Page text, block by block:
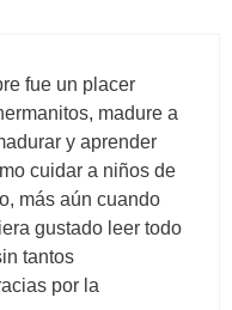
fue un placer
madure a
y aprender
cuidar a niños de
más aún cuando
gustado leer todo
tantos
por la